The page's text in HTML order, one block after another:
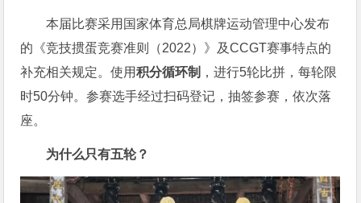
本届比赛采用国家体育总局棋牌运动管理中心发布
的《竞技掼蛋竞赛准则（2022）》及CCGT赛事特点的
补充相关规定。使用积分循环制 ，进行5轮比拼，每轮限
时50分钟。参赛选手经过扫码登记，抽签参赛，依次落
座。
为什么只有五轮？